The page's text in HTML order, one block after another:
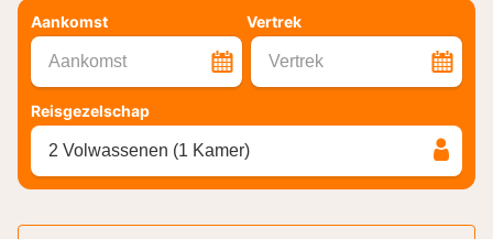
Aankomst Vertrek
Aankomst Vertrek
Reisgezelschap
2 Volwassenen (1 Kamer)